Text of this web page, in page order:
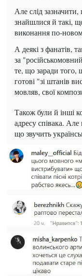
Але слід
знайшлися й такі,
виконання по-
А деякі з фанатів,
за
те, що заради того,
готові "зі штанів
мовляв, свої
Також були й інші
адресу співака.
що звучить